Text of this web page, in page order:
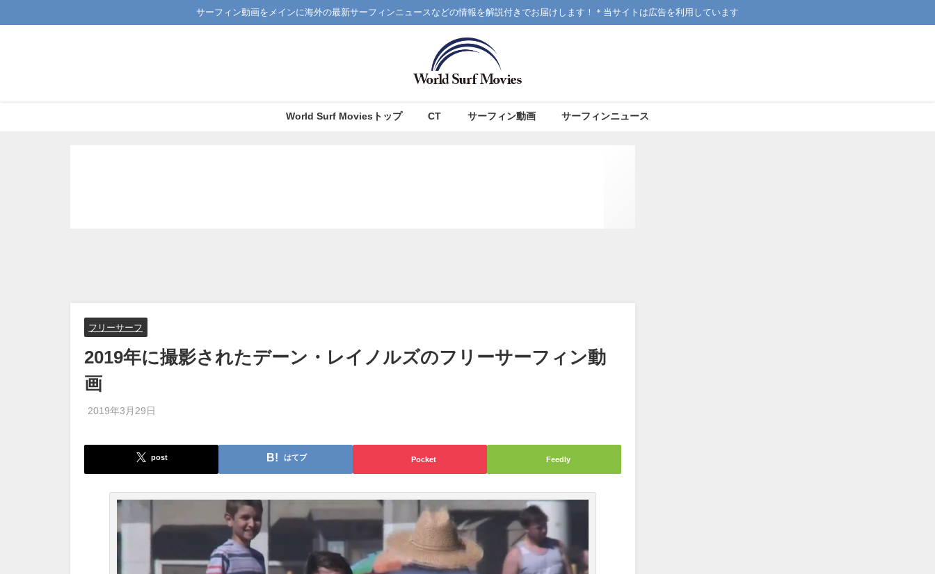
サーフィン動画をメインに海外の最新サーフィンニュースなどの情報を解説付きでお届けします！＊当サイトは広告を利用しています
World Surf Moviesトップ CT サーフィン動画 サーフィンニュース
フリーサーフ
2019年に撮影されたデーン・レイノルズのフリーサーフィン動
画
2019年3月29日
post はてブ Pocket Feedly